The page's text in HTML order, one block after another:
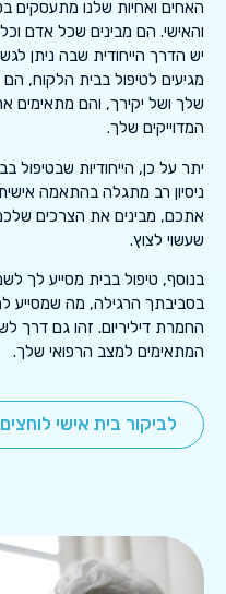
האחים ואחיות שלנו מתעסקים
והאישי. הם מבינים שכל אדם
יש הדרך הייחודית שבה ניתן
מגיעים לטיפול בבית הלקוח,
שלך ושל יקירך, והם מתאימים
המדוייקים שלך.
יתר על כן, הייחודיות שבטיפול
ניסיון רב מתגלה בהתאמה
אתכם, מבינים את הצרכים
שעשוי לצוץ.
בנוסף, טיפול בבית מסייע לך
בסביבתך הרגילה, מה שמסייע
החמרת דיליריום. זהו גם דרך
המתאימים למצב הרפואי שלך.
לביקור בית אישי